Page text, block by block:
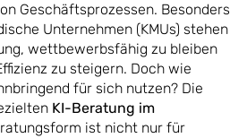
Geschäftsprozessen. Besonders
Unternehmen (KMUs) stehen
wettbewerbsfähig zu bleiben
zu steigern. Doch wie
für sich nutzen? Die
KI-Beratung im
ist nicht nur für